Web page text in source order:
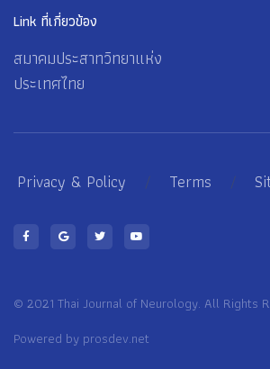
Link ที่เกี่ยวข้อง
สมาคมประสาทวิทยาแห่ง
ประเทศไทย
Privacy & Policy / Terms /
© 2021 Thai Journal of Neurology. All Rights
Powered by prosdev.net